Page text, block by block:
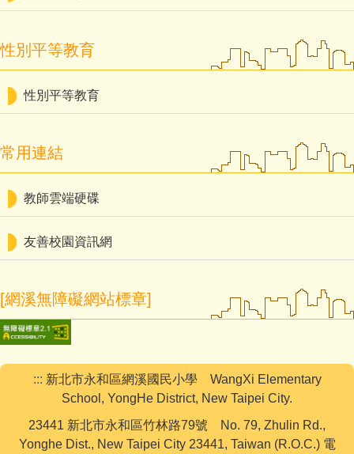
性別平等教育
性別平等教育
常用連結
教師雲端硬碟
友善校園資訊網
[網溪無障礙網站標章]
::: 新北市永和區網溪國民小學 WangXi Elementary
School, YongHe District, New Taipei City.
23441 新北市永和區竹林路79號 No. 79, Zhulin Rd.,
Yonghe Dist., New Taipei City 23441, Taiwan (R.O.C.) 電